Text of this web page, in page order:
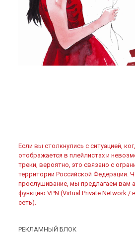
Если вы столкнулись с ситуацией,
отображается в плейлистах и
треки, вероятно, это связано с
территории Российской Федерации.
прослушивание, мы предлагаем вам
функцию VPN (Virtual Private Network /
сеть).
РЕКЛАМНЫЙ БЛОК